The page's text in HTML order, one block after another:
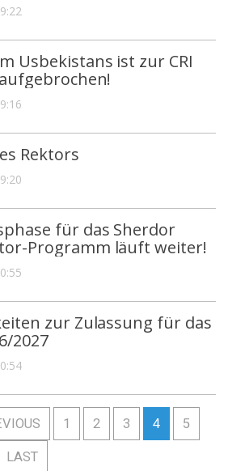
Usbekistans ist zur CRI
Rektors
für das Sherdor
Programm läuft weiter!
zur Zulassung für das
2027
1 2 3 4 5
LAST